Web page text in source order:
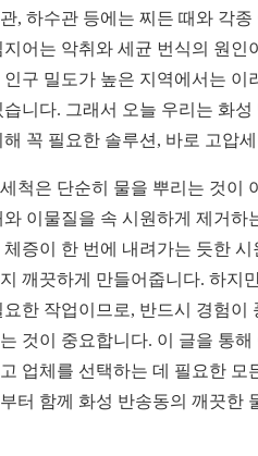
, 하수관 등에는 찌든 때와 각
지어는 악취와 세균 번식의 원인
인구 밀도가 높은 지역에서는 이
습니다. 그래서 오늘 우리는 화
해 꼭 필요한 솔루션, 바로 고압
척은 단순히 물을 뿌리는 것이
와 이물질을 속 시원하게 제거하
체증이 한 번에 내려가는 듯한
깨끗하게 만들어줍니다. 하지
요한 작업이므로, 반드시 경험이
것이 중요합니다. 이 글을 통
업체를 선택하는 데 필요한 모
터 함께 화성 반송동의 깨끗한